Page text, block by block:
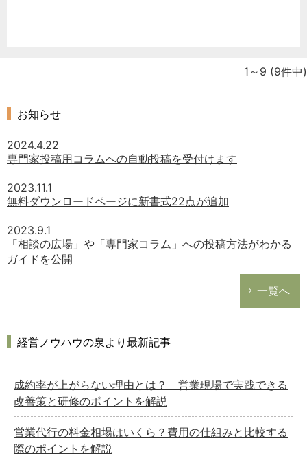
1～9 (9件中)
お知らせ
2024.4.22
専門家投稿用コラムへの自動投稿を受付けます
2023.11.1
無料ダウンロードページに新書式22点が追加
2023.9.1
「相談の広場」や「専門家コラム」への投稿方法がわかる
ガイドを公開
一覧へ
経営ノウハウの泉より最新記事
成約率が上がらない理由とは？ 営業現場で実践できる
改善策と研修のポイントを解説
営業代行の料金相場はいくら？費用の仕組みと比較する
際のポイントを解説